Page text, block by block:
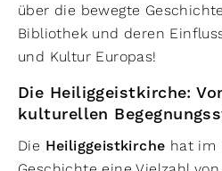
über die bewegte
Bibliothek und deren
und Kultur Europas!
Die Heiliggeistkirche:
kulturellen
Die Heiliggeistkirche hat im